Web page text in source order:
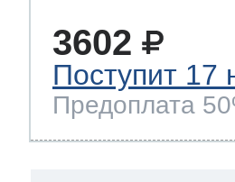
3602
Поступит 17
Предоплата